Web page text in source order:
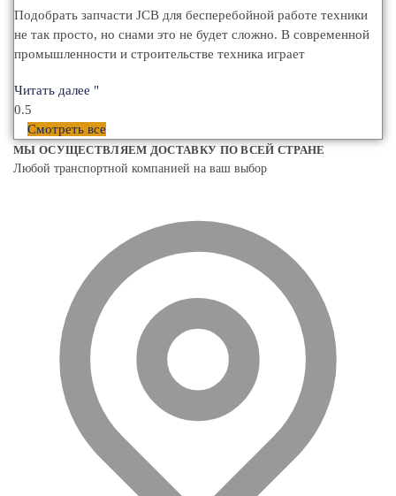
Подобрать запчасти JCB для бесперебойной работе техники
не так просто, но снами это не будет сложно. В современной
промышленности и строительстве техника играет
Читать далее "
Смотреть все
МЫ ОСУЩЕСТВЛЯЕМ ДОСТАВКУ ПО ВСЕЙ СТРАНЕ
Любой транспортной компанией на ваш выбор